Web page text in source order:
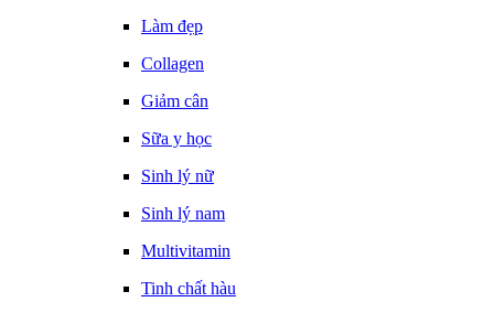
Làm đẹp
Collagen
Giảm cân
Sữa y học
Sinh lý nữ
Sinh lý nam
Multivitamin
Tinh chất hàu